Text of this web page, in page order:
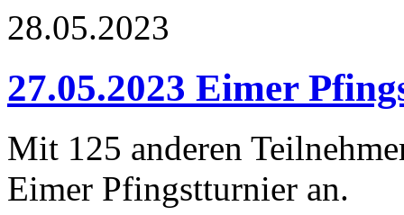
28.05.2023
27.05.2023 Eimer
Mit 125 anderen
Eimer Pfingstturnier an.